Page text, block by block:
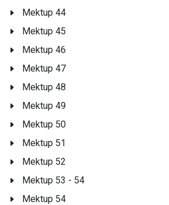
Mektup 44
Mektup 45
Mektup 46
Mektup 47
Mektup 48
Mektup 49
Mektup 50
Mektup 51
Mektup 52
Mektup 53 - 54
Mektup 54